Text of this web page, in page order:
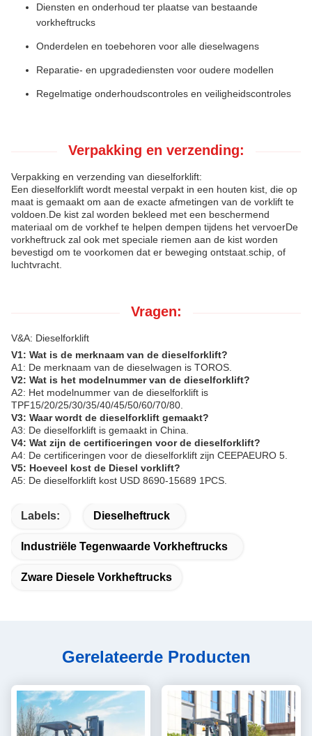
Diensten en onderhoud ter plaatse van bestaande
vorkheftrucks
Onderdelen en toebehoren voor alle dieselwagens
Reparatie- en upgradediensten voor oudere modellen
Regelmatige onderhoudscontroles en veiligheidscontroles
Verpakking en verzending:
Verpakking en verzending van dieselforklift:
Een dieselforklift wordt meestal verpakt in een houten kist, die op
maat is gemaakt om aan de exacte afmetingen van de vorklift te
voldoen.De kist zal worden bekleed met een beschermend
materiaal om de vorkhef te helpen dempen tijdens het vervoerDe
vorkheftruck zal ook met speciale riemen aan de kist worden
bevestigd om te voorkomen dat er beweging ontstaat.schip, of
luchtvracht.
Vragen:
V&A: Dieselforklift
V1: Wat is de merknaam van de dieselforklift?
A1: De merknaam van de dieselwagen is TOROS.
V2: Wat is het modelnummer van de dieselforklift?
A2: Het modelnummer van de dieselforklift is
TPF15/20/25/30/35/40/45/50/60/70/80.
V3: Waar wordt de dieselforklift gemaakt?
A3: De dieselforklift is gemaakt in China.
V4: Wat zijn de certificeringen voor de dieselforklift?
A4: De certificeringen voor de dieselforklift zijn CEEPAEURO 5.
V5: Hoeveel kost de Diesel vorklift?
A5: De dieselforklift kost USD 8690-15689 1PCS.
Labels: Dieselheftruck
Industriële Tegenwaarde Vorkheftrucks
Zware Diesele Vorkheftrucks
Gerelateerde Producten